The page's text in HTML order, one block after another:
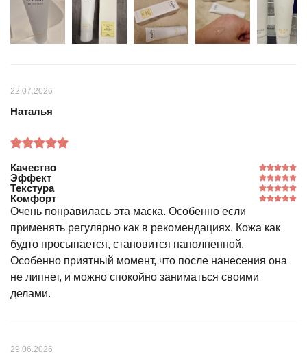
22.07.2026
Наталья
Качество
Эффект
Текстура
Комфорт
Очень понравилась эта маска. Особенно если
применять регулярно как в рекомендациях. Кожа как
будто просыпается, становится наполненной.
Особенно приятный момент, что после нанесения она
не липнет, и можно спокойно заниматься своими
делами.
29.06.2026